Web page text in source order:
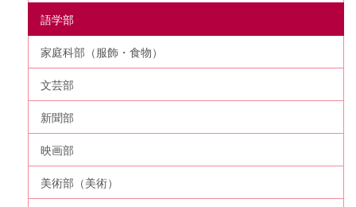
語学部
家庭科部（服飾・食物）
文芸部
新聞部
映画部
美術部（美術）